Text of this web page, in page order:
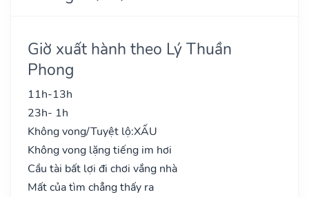
Giờ xuất hành theo Lý Thuần
Phong
11h-13h
23h- 1h
Không vong/Tuyệt lộ:XẤU
Không vong lặng tiếng im hơi
Cầu tài bất lợi đi chơi vắng nhà
Mất của tìm chẳng thấy ra